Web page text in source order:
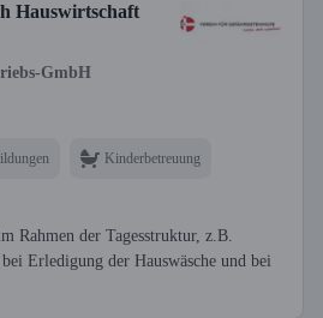
Hauswirtschaft
GmbH
Kinderbetreuung
Rahmen der Tagesstruktur, z.B.
Erledigung der Hauswäsche und bei